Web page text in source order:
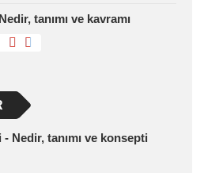
tanımı ve kavramı
Nedir, tanımı ve konsepti